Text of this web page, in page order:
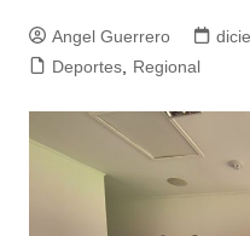
Angel Guerrero
Deportes, Regional